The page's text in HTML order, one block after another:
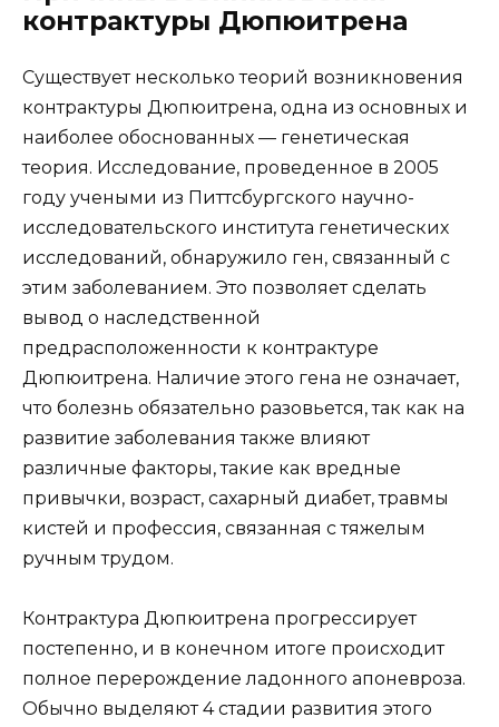
контрактуры Дюпюитрена
Существует несколько теорий возникновения
контрактуры Дюпюитрена, одна из основных и
наиболее обоснованных — генетическая
теория. Исследование, проведенное в 2005
году учеными из Питтсбургского научно-
исследовательского института генетических
исследований, обнаружило ген, связанный с
этим заболеванием. Это позволяет сделать
вывод о наследственной
предрасположенности к контрактуре
Дюпюитрена. Наличие этого гена не означает,
что болезнь обязательно разовьется, так как на
развитие заболевания также влияют
различные факторы, такие как вредные
привычки, возраст, сахарный диабет, травмы
кистей и профессия, связанная с тяжелым
ручным трудом.
Контрактура Дюпюитрена прогрессирует
постепенно, и в конечном итоге происходит
полное перерождение ладонного апоневроза.
Обычно выделяют 4 стадии развития этого